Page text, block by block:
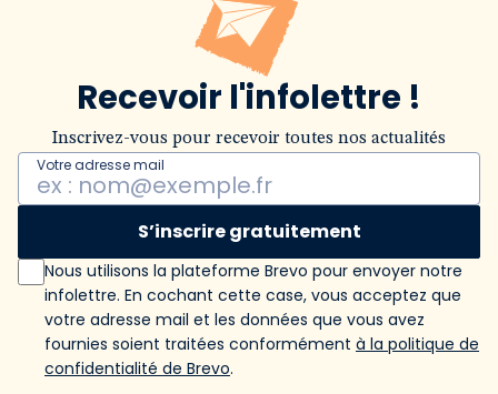
Recevoir l'infolettre !
Inscrivez-vous pour recevoir toutes nos actualités
Votre adresse mail
S’inscrire gratuitement
Nous utilisons la plateforme Brevo pour envoyer notre
infolettre. En cochant cette case, vous acceptez que
votre adresse mail et les données que vous avez
fournies soient traitées conformément à la politique de
confidentialité de Brevo.